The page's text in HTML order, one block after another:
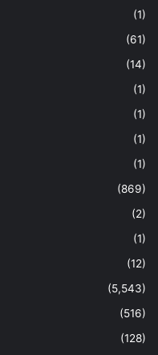
(1)
(61)
(14)
(1)
(1)
(1)
(1)
(869)
(2)
(1)
(12)
(5,543)
(516)
(128)